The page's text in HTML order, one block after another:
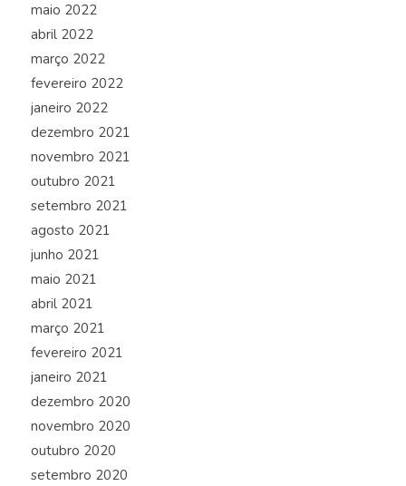
maio 2022
abril 2022
março 2022
fevereiro 2022
janeiro 2022
dezembro 2021
novembro 2021
outubro 2021
setembro 2021
agosto 2021
junho 2021
maio 2021
abril 2021
março 2021
fevereiro 2021
janeiro 2021
dezembro 2020
novembro 2020
outubro 2020
setembro 2020